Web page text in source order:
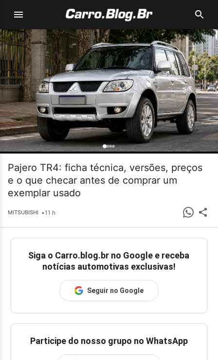
Pajero TR4: ficha técnica, versões, preços
e o que checar antes de comprar um
exemplar usado
MITSUBISHI •11 h
Siga o Carro.blog.br no Google e receba
notícias automotivas exclusivas!
Seguir no Google
Participe do nosso grupo no WhatsApp